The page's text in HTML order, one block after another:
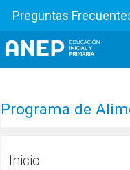
Preguntas
Inspecciones
Programa de
Inicio